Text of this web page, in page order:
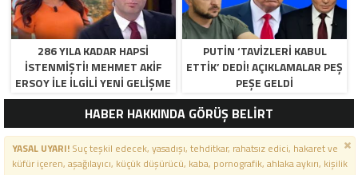
286 YILA KADAR HAPSI
ISTENMIŞTI! MEHMET AKIF
ERSOY ILE ILGILI YENI GELIŞME
PUTIN ‘TAVIZLERI KABUL
ETTIK’ DEDI! AÇIKLAMALAR PEŞ
PEŞE GELDI
HABER HAKKINDA GÖRÜŞ BELİRT
YASAL UYARI!Suç teşkil edecek, yasadışı, tehditkar, rahatsız edici, hakaret ve
küfür içeren, aşağılayıcı, küçük düşürücü, kaba, pornografik, ahlaka aykırı, kişilik